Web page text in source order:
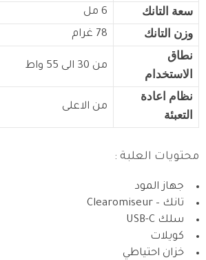
سعة التانك 6 مل
وزن التانك 78 غرام
نطاق
الاستخدام
من 30 الى 55 واط
نظام اعادة
التعبئة
من الاعلى
محتويات العلبة :
جهاز المود
تانك – Clearomiseur
سلك USB-C
كويلات
خزان احتياطي